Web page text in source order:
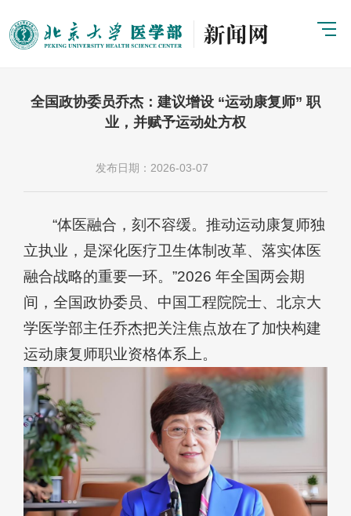
全国政协委员乔杰：建议增设 “运动康复师” 职
业，并赋予运动处方权
发布日期：2026-03-07
“体医融合，刻不容缓。推动运动康复师独
立执业，是深化医疗卫生体制改革、落实体医
融合战略的重要一环。”2026 年全国两会期
间，全国政协委员、中国工程院院士、北京大
学医学部主任乔杰把关注焦点放在了加快构建
运动康复师职业资格体系上。